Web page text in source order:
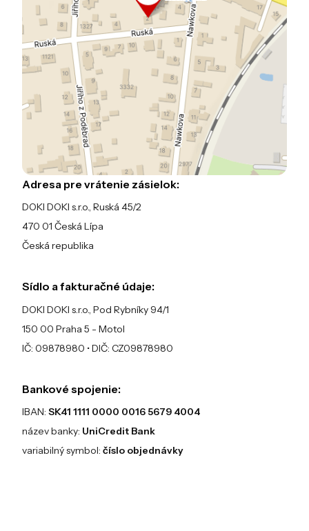
Adresa pre vrátenie zásielok:
DOKI DOKI s.r.o., Ruská 45/2
470 01 Česká Lípa
Česká republika
Sídlo a fakturačné údaje:
DOKI DOKI s.r.o., Pod Rybníky 94/1
150 00 Praha 5 - Motol
IČ: 09878980 • DIČ: CZ09878980
Bankové spojenie:
IBAN: SK41 1111 0000 0016 5679 4004
název banky: UniCredit Bank
variabilný symbol: číslo objednávky